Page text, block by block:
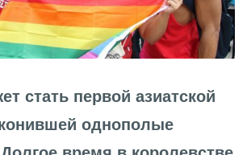
стать первой азиатской
однополые